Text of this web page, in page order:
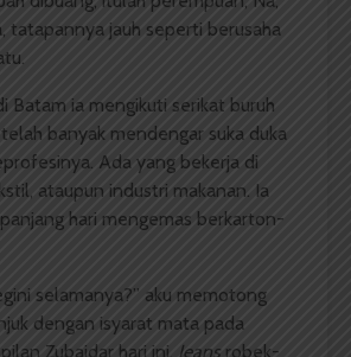
tatapannya jauh seperti berusaha
Batam ia mengikuti serikat buruh
banyak mendengar suka duka
Ada yang bekerja di
ataupun industri makanan. Ia
hari mengemas berkarton-
selamanya?” aku memotong
dengan isyarat mata pada
Zubaidar hari ini. Jeans robek-